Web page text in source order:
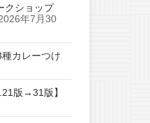
クショップ
年7月30
カレーつけ
版→31版】